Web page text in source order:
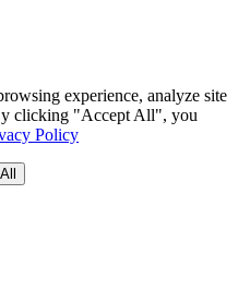
experience, analyze site
clicking "Accept All", you
Policy